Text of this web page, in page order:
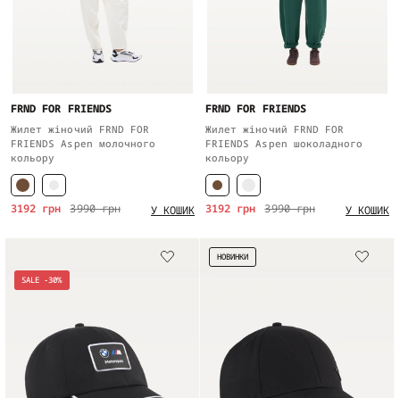
FRND FOR FRIENDS
Жилет жіночий FRND FOR
FRIENDS Aspen молочного
кольору
3990 грн
3192 грн У КОШИК
FRND FOR FRIENDS
Жилет жіночий FRND FOR
FRIENDS Aspen шоколадного
кольору
3990 грн
3192 грн У КОШИК
SALE -30%
НОВИНКИ